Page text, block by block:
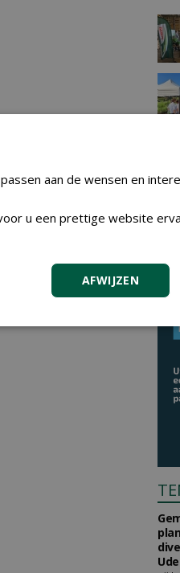
aan de wensen en
u een prettige website
AFWIJZEN